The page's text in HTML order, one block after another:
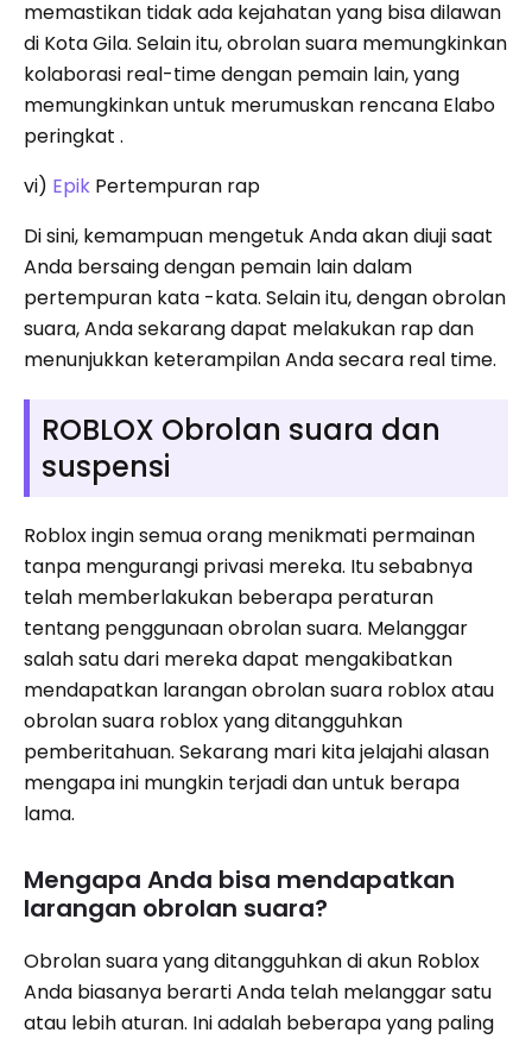
memastikan tidak ada kejahatan yang bisa dilawan
di Kota Gila. Selain itu, obrolan suara memungkinkan
kolaborasi real-time dengan pemain lain, yang
memungkinkan untuk merumuskan rencana Elabo
peringkat .
vi) Epik Pertempuran rap
Di sini, kemampuan mengetuk Anda akan diuji saat
Anda bersaing dengan pemain lain dalam
pertempuran kata -kata. Selain itu, dengan obrolan
suara, Anda sekarang dapat melakukan rap dan
menunjukkan keterampilan Anda secara real time.
ROBLOX Obrolan suara dan
suspensi
Roblox ingin semua orang menikmati permainan
tanpa mengurangi privasi mereka. Itu sebabnya
telah memberlakukan beberapa peraturan
tentang penggunaan obrolan suara. Melanggar
salah satu dari mereka dapat mengakibatkan
mendapatkan larangan obrolan suara roblox atau
obrolan suara roblox yang ditangguhkan
pemberitahuan. Sekarang mari kita jelajahi alasan
mengapa ini mungkin terjadi dan untuk berapa
lama.
Mengapa Anda bisa mendapatkan
larangan obrolan suara?
Obrolan suara yang ditangguhkan di akun Roblox
Anda biasanya berarti Anda telah melanggar satu
atau lebih aturan. Ini adalah beberapa yang paling